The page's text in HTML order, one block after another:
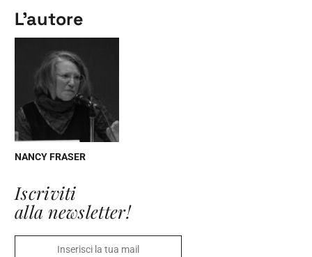
L'autore
NANCY FRASER
Iscriviti
alla newsletter!